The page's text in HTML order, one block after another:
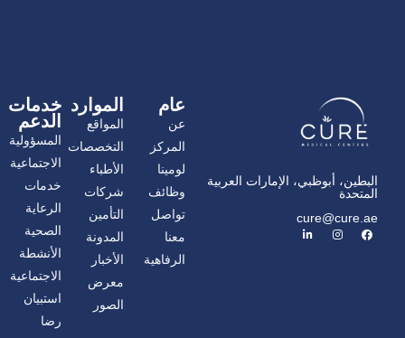
البطين، أبوظبي، الإمارات العربية
المتحدة
cure@cure.ae
ف
ي
ا
ن
ل
ي
عام
عن
المركز
لومينا
وظائف
تواصل
معنا
الرفاهية
الموارد
المواقع
التخصصات
الأطباء
شركات
التأمين
المدونة
الأخبار
معرض
الصور
خدمات
الدعم
المسؤولية
الاجتماعية
خدمات
الرعاية
الصحية
الأنشطة
الاجتماعية
استبيان
رضا